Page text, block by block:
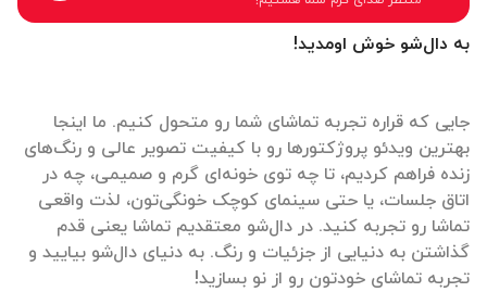
به دال‌شو خوش اومدید!
جایی که قراره تجربه تماشای شما رو متحول کنیم. ما اینجا
بهترین ویدئو پروژکتورها رو با کیفیت تصویر عالی و رنگ‌های
زنده فراهم کردیم، تا چه توی خونه‌ای گرم و صمیمی، چه در
اتاق جلسات، یا حتی سینمای کوچک خونگی‌تون، لذت واقعی
تماشا رو تجربه کنید. در دال‌شو معتقدیم تماشا یعنی قدم
گذاشتن به دنیایی از جزئیات و رنگ. به دنیای دال‌شو بیایید و
تجربه تماشای خودتون رو از نو بسازید!